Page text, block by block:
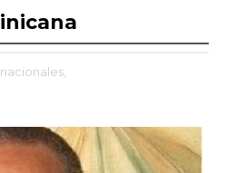
nacionales,